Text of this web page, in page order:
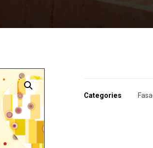
image
Categories